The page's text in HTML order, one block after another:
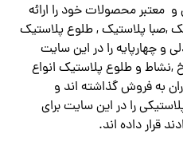
معتبر محصولات خود را ارائه
,صبا پلاستیک , طلوع پلاستیک
و چهارپایه را در این سایت
,نشاط و طلوع پلاستیک انواع
به فروش گذاشته اند و
را در این سایت برای
قرار داده اند.